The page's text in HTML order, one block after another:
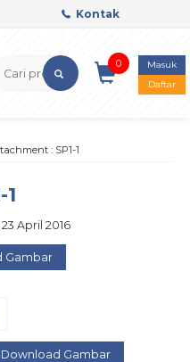
Kontak
0
Masuk
Daftar
: SP1-1
1
April 2016
Gambar
Download Gambar